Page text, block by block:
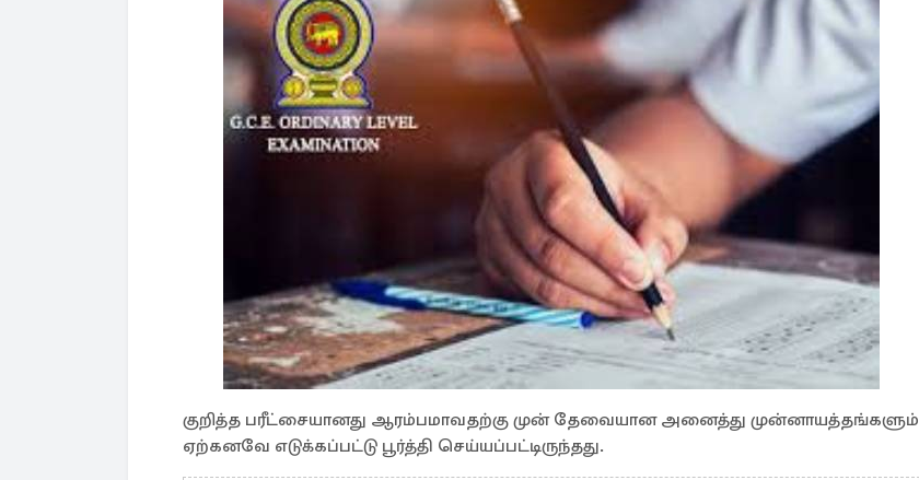
குறித்த பரீட்சையானது ஆரம்பமாவதற்கு முன் தேவையான அனைத்து முன்னாயத்தங்களும்
ஏற்கனவே எடுக்கப்பட்டு பூர்த்தி செய்யப்பட்டிருந்தது.